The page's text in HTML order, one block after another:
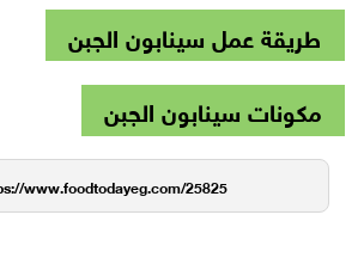
طريقة عمل سينابون الجبن
مكونات سينابون الجبن